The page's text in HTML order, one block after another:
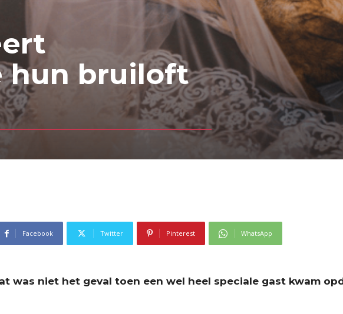
hun bruiloft
Facebook Twitter Pinterest WhatsApp
was niet het geval toen een wel heel speciale gast kwam